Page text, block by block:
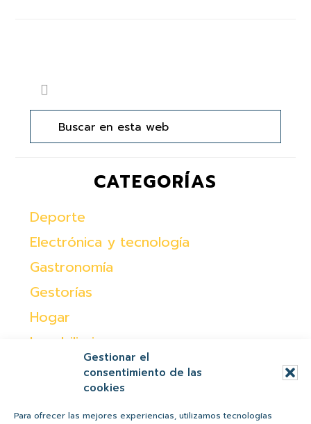
Gestionar el
consentimiento de las
cookies
Para ofrecer las mejores experiencias, utilizamos tecnologías
lateral
principal
Buscar
en
web
CATEGORÍAS
Deporte
Electrónica y tecnología
Gastronomía
Gestorías
Hogar
Inmobiliaria
Otras